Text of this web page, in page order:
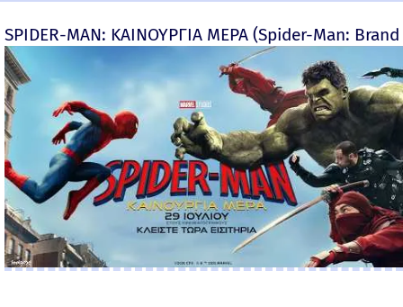
SPIDER-MAN: ΚΑΙΝΟΥΡΓΙΑ ΜΕΡΑ (Spider-Man: